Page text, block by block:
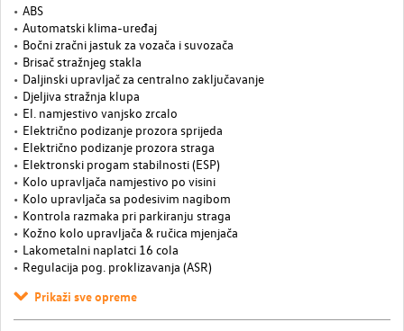
ABS
Automatski klima-uređaj
Bočni zračni jastuk za vozača i suvozača
Brisač stražnjeg stakla
Daljinski upravljač za centralno zaključavanje
Djeljiva stražnja klupa
El. namjestivo vanjsko zrcalo
Električno podizanje prozora sprijeda
Električno podizanje prozora straga
Elektronski progam stabilnosti (ESP)
Kolo upravljača namjestivo po visini
Kolo upravljača sa podesivim nagibom
Kontrola razmaka pri parkiranju straga
Kožno kolo upravljača & ručica mjenjača
Lakometalni naplatci 16 cola
Regulacija pog. proklizavanja (ASR)
Prikaži sve opreme